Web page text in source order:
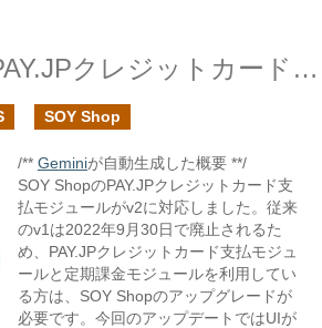
SOY ShopのPAY.JPクレジットカード支払モジュールでv2に対応しました
SOY Shop
/** Geminiが自動生成した概要 **/
SOY ShopのPAY.JPクレジットカード支
払モジュールがv2に対応しました。従来
のv1は2022年9月30日で廃止されるた
め、PAY.JPクレジットカード支払モジュ
ールと定期課金モジュールを利用してい
る方は、SOY Shopのアップグレードが
必要です。今回のアップデートではUIが